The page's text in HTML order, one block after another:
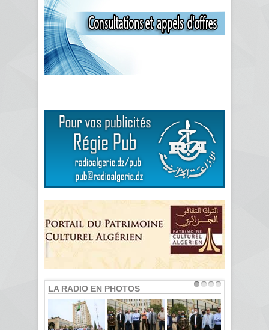
LA RADIO EN PHOTOS